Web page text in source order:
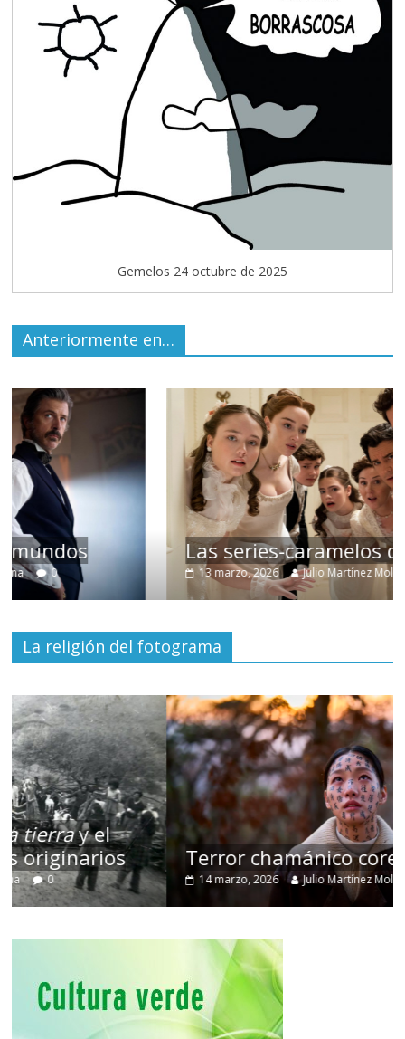
Gemelos 24 octubre de 2025
Anteriormente en…
Las series-caramelos de Shondaland
13 marzo, 2026 Julio Martínez Molina 0
La religión del fotograma
Terror chamánico coreano
14 marzo, 2026 Julio Martínez Molina 0